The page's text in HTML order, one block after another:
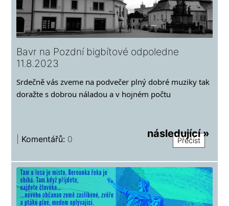
Bavr na Pozdní bigbítové odpoledne
11.8.2023
Srdečně vás zveme na podvečer plný dobré muziky tak
doražte s dobrou náladou a v hojném počtu
Přečíst
Komentářů: 0 následující »